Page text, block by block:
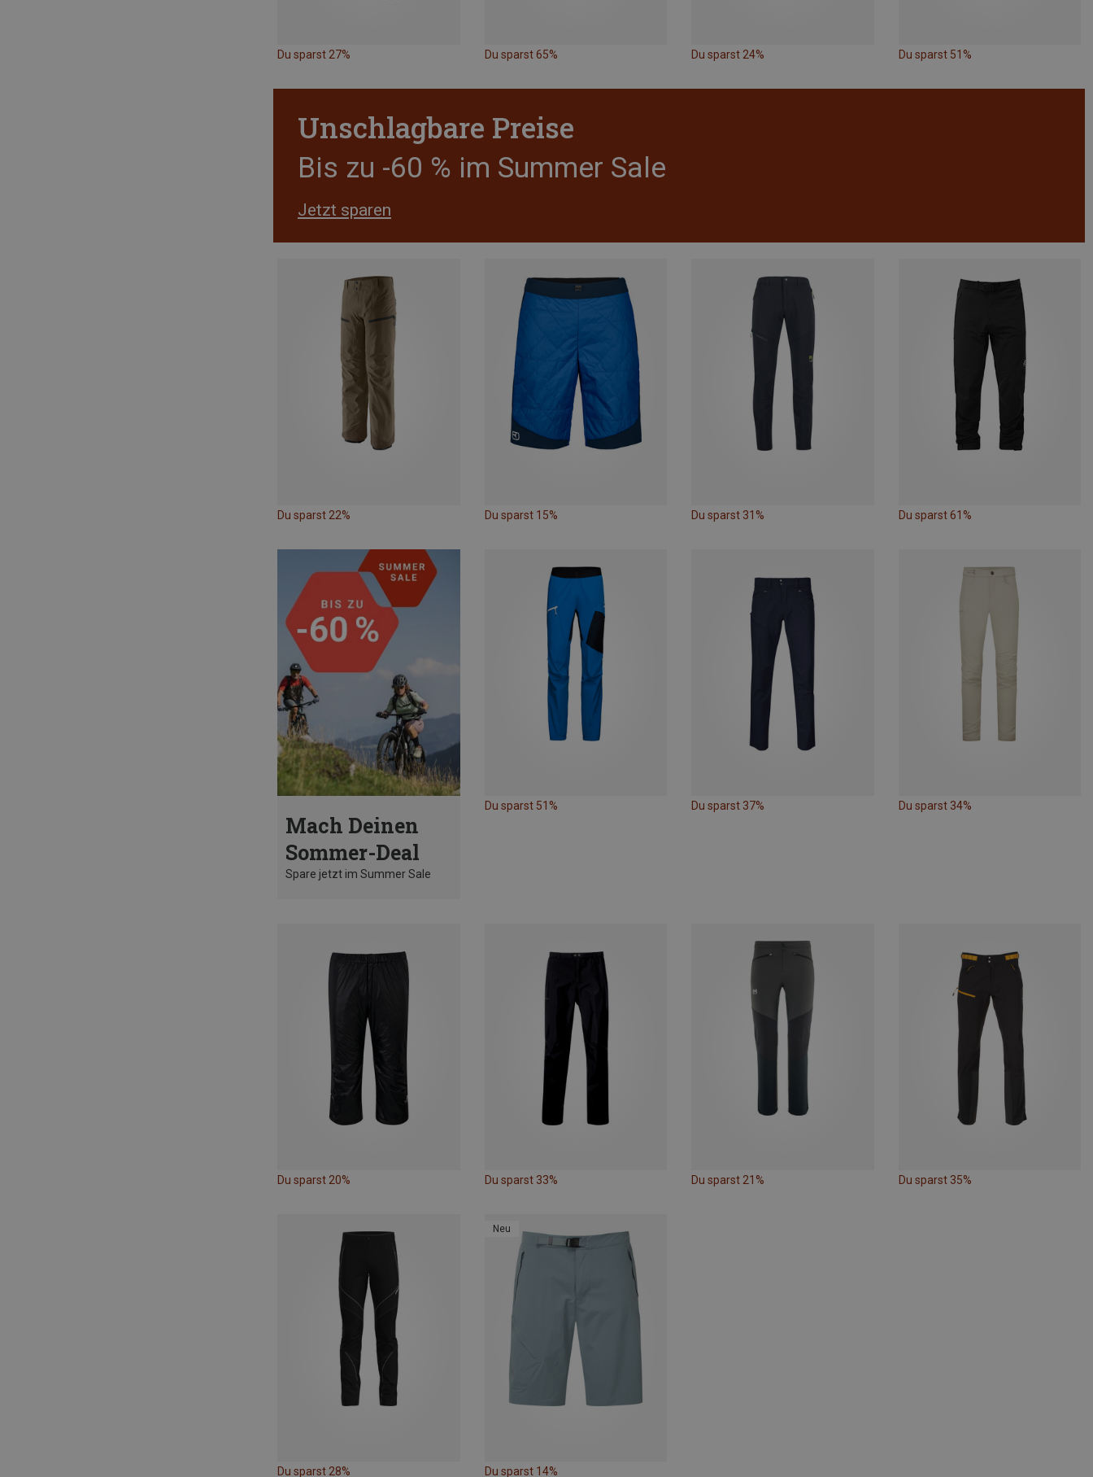
Du sparst 27% Du sparst 65% Du sparst 24% Du sparst 51%
Unschlagbare Preise
Bis zu -60 % im Summer Sale
Jetzt sparen
Du sparst 22% Du sparst 15% Du sparst 31% Du sparst 61%
Mach Deinen
Sommer-Deal
Spare jetzt im Summer Sale
Du sparst 51% Du sparst 37% Du sparst 34%
Du sparst 20% Du sparst 33% Du sparst 21% Du sparst 35%
Du sparst 28%
Neu
Du sparst 14%